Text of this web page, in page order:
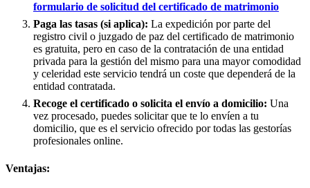
formulario de solicitud del certificado de matrimonio
Paga las tasas (si aplica): La expedición por parte del
registro civil o juzgado de paz del certificado de matrimonio
es gratuita, pero en caso de la contratación de una entidad
privada para la gestión del mismo para una mayor comodidad
y celeridad este servicio tendrá un coste que dependerá de la
entidad contratada.
Recoge el certificado o solicita el envío a domicilio: Una
vez procesado, puedes solicitar que te lo envíen a tu
domicilio, que es el servicio ofrecido por todas las gestorías
profesionales online.
Ventajas: